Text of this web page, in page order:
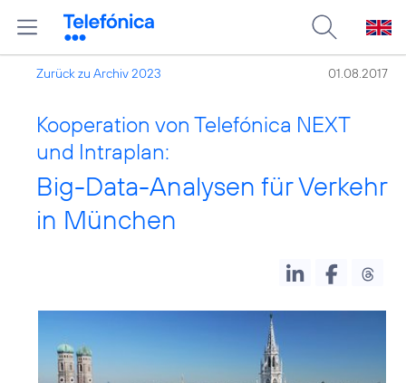
Zurück zu Archiv 2023 01.08.2017
Kooperation von Telefónica NEXT
und Intraplan:
Big-Data-Analysen für Verkehr
in München